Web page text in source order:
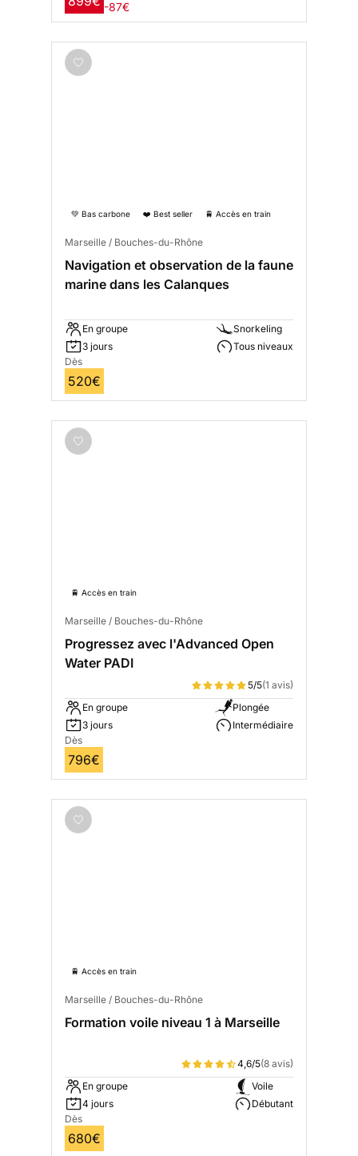
-87€
💚 Bas carbone ❤️ Best seller 🚆 Accès en train
Marseille / Bouches-du-Rhône
Navigation et observation de la faune
marine dans les Calanques
En groupe
3 jours
Snorkeling
Tous niveaux
Dès
520€
🚆 Accès en train
Marseille / Bouches-du-Rhône
Progressez avec l'Advanced Open
Water PADI
5/5(1 avis)
En groupe
3 jours
Plongée
Intermédiaire
Dès
796€
🚆 Accès en train
Marseille / Bouches-du-Rhône
Formation voile niveau 1 à Marseille
4,6/5(8 avis)
En groupe
4 jours
Voile
Débutant
Dès
680€